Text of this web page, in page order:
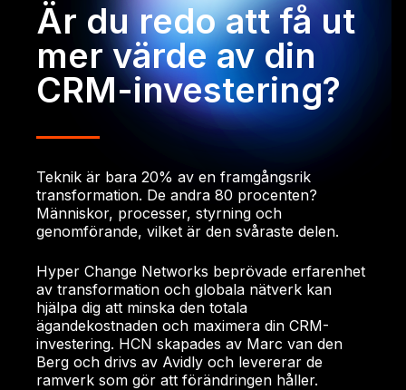
Är du redo att få ut
mer värde av din
CRM-investering?
Teknik är bara 20% av en framgångsrik
transformation. De andra 80 procenten?
Människor, processer, styrning och
genomförande, vilket är den svåraste delen.
Hyper Change Networks beprövade erfarenhet
av transformation och globala nätverk kan
hjälpa dig att minska den totala
ägandekostnaden och maximera din CRM-
investering. HCN skapades av Marc van den
Berg och drivs av Avidly och levererar de
ramverk som gör att förändringen håller.